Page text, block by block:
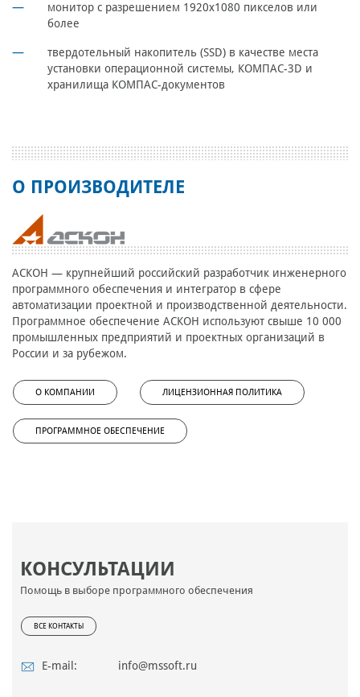
КОНСУЛЬТАЦИИ
Помощь в выборе программного обеспечения
ВСЕ КОНТАКТЫ
E-mail: info@mssoft.ru
монитор с разрешением 1920х1080 пикселов или
более
твердотельный накопитель (SSD) в качестве места
установки операционной системы, КОМПАС-3D и
хранилища КОМПАС-документов
О ПРОИЗВОДИТЕЛЕ
АСКОН — крупнейший российский разработчик инженерного
программного обеспечения и интегратор в сфере
автоматизации проектной и производственной деятельности.
Программное обеспечение АСКОН используют свыше 10 000
промышленных предприятий и проектных организаций в
России и за рубежом.
О КОМПАНИИ ЛИЦЕНЗИОННАЯ ПОЛИТИКА
ПРОГРАММНОЕ ОБЕСПЕЧЕНИЕ